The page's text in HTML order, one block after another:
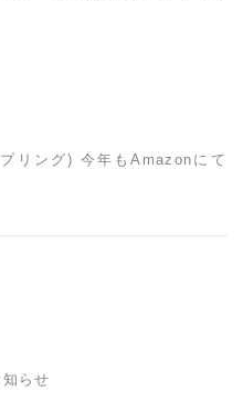
リング) 今年もAmazonにて
らせ